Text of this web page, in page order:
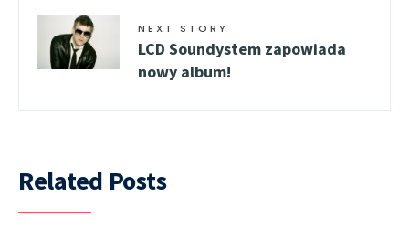
NEXT STORY
LCD Soundystem zapowiada
nowy album!
Related Posts